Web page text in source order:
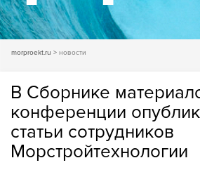
morproekt.ru новости
В Сборнике
конференции
статьи сотрудников
Морстройтехнологии